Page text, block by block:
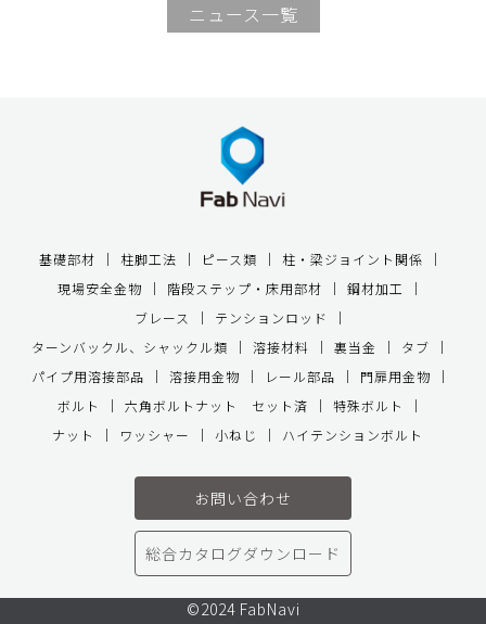
ニュース一覧
基礎部材 柱脚工法 ピース類
柱・梁ジョイント関係
現場安全金物
階段ステップ・床用部材
鋼材加工
ブレース
テンションロッド
ターンバックル、シャックル類
溶接材料 裏当金
タブ
パイプ用溶接部品
溶接用金物 レール部品
門扉用金物
ボルト
六角ボルトナット セット済
特殊ボルト
ナット
ワッシャー 小ねじ ハイテンションボルト
お問い合わせ
総合カタログダウンロード
©2024 FabNavi